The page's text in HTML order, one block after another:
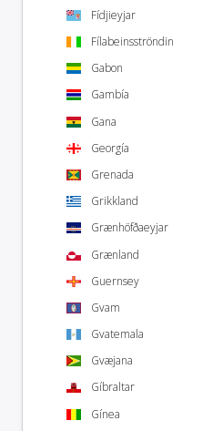
Fídjieyjar
Fílabeinsströndin
Gabon
Gambía
Gana
Georgía
Grenada
Grikkland
Grænhöfðaeyjar
Grænland
Guernsey
Gvam
Gvatemala
Gvæjana
Gíbraltar
Gínea